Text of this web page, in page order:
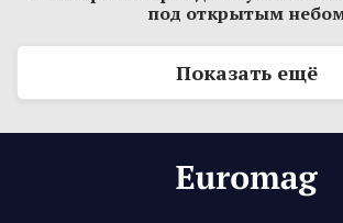
под открытым
Показать ещё